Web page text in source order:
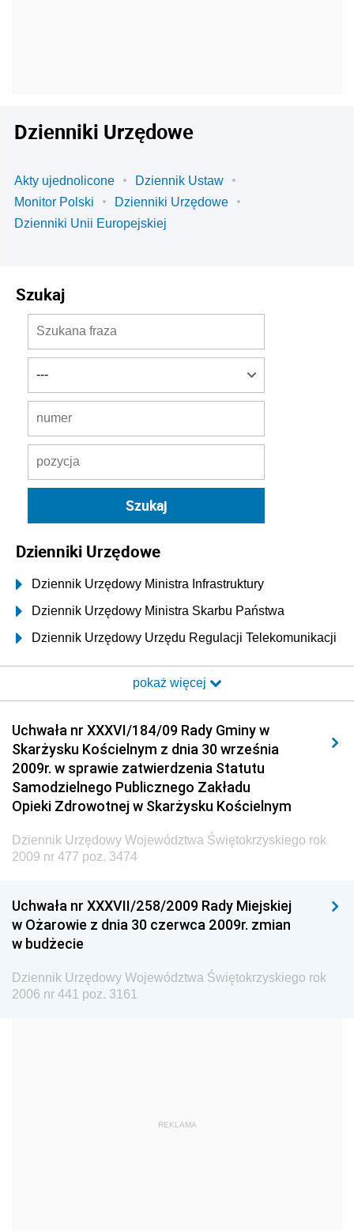
Dzienniki Urzędowe
Akty ujednolicone
Dziennik Ustaw
Monitor Polski
Dzienniki Urzędowe
Dzienniki Unii Europejskiej
Szukaj
Dzienniki Urzędowe
Dziennik Urzędowy Ministra Infrastruktury
Dziennik Urzędowy Ministra Skarbu Państwa
Dziennik Urzędowy Urzędu Regulacji Telekomunikacji
Dziennik Urzędowy Ministra Transportu i Budownictwa
Elektronicznej
Dziennik Urzędowy Ministra Spraw Wewnętrznych i
Administracji
Dziennik Urzędowy Ministra Transportu
Dziennik Urzędowy Ministra Budownictwa
Dziennik Urzędowy Ministra Nauki i Szkolnictwa
Dziennik Urzędowy Głównego Urzędu Miar
Dziennik Urzędowy Ministra Rolnictwa i Rozwoju Wsi
Sportu
Dziennik Urzędowy Ministra Edukacji i Nauki
pokaż więcej
Uchwała nr XXXVI/184/09 Rady Gminy w
Skarżysku Kościelnym z dnia 30 września
2009r. w sprawie zatwierdzenia Statutu
Samodzielnego Publicznego Zakładu
Opieki Zdrowotnej w Skarżysku Kościelnym
Dziennik Urzędowy Województwa Świętokrzyskiego rok
2009 nr 477 poz. 3474
Uchwała nr XXXVII/258/2009 Rady Miejskiej
w Ożarowie z dnia 30 czerwca 2009r. zmian
w budżecie
Dziennik Urzędowy Województwa Świętokrzyskiego rok
2006 nr 441 poz. 3161
REKLAMA